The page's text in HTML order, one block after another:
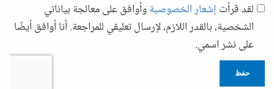
لقد قرأت إشعار الخصوصيةوأوافق على معالجة بياناتي
الشخصية، بالقدر اللازم، لإرسال تعليقي للمراجعة. أنا أوافق أيضًا
على نشر اسمي.
حفظ